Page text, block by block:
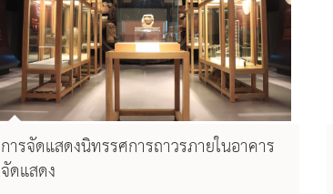
การจัดแสดงนิทรรศการถาวรภายในอาคาร
จัดแสดง